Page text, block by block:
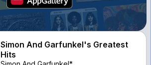
Simon And Garfunkel's Greatest
Hits